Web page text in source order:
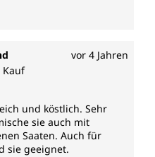
vor 4 Jahren
von 5 von 5 Sternen
und köstlich. Sehr
sie auch mit
Saaten. Auch für
sie geeignet.